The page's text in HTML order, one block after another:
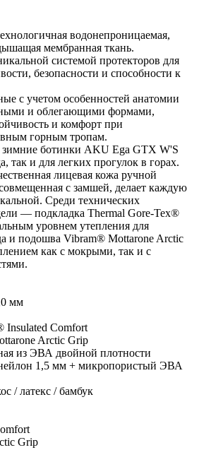
ботинки AKU Ega GTX W'S
так и для легких прогулок в горах.
лицевая кожа ручной
с замшей, делает каждую
Среди технических
— подкладка Thermal Gore-Tex®
уровнем утепления для
и подошва Vibram® Mottarone Arctic
как с мокрыми, так и с
мм
Insulated Comfort
Arctic Grip
из ЭВА двойной плотности
нейлон 1,5 мм + микропористый ЭВА
/ латекс / бамбук
Grip